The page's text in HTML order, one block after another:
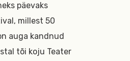
päevaks
millest 50
auga kandnud
tõi koju Teater